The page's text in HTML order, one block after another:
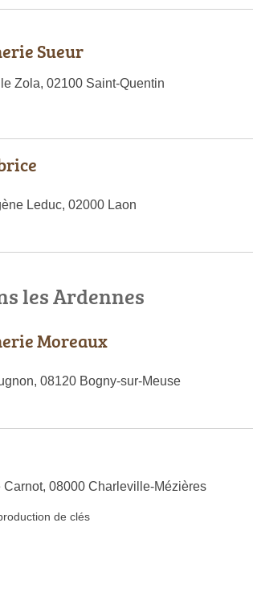
Sueur
Zola, 02100 Saint-Quentin
Leduc, 02000 Laon
les Ardennes
Moreaux
08120 Bogny-sur-Meuse
Carnot, 08000 Charleville-Mézières
de clés